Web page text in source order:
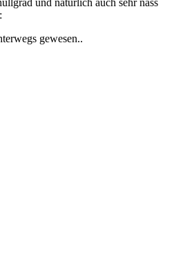
und natürlich auch sehr nass
gewesen..